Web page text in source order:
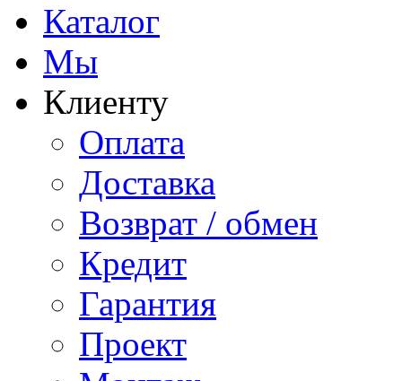
Каталог
Мы
Клиенту
Оплата
Доставка
Возврат / обмен
Кредит
Гарантия
Проект